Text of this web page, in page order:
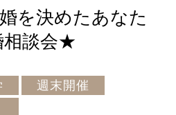
婚を決めたあなた
相談会★
週末開催